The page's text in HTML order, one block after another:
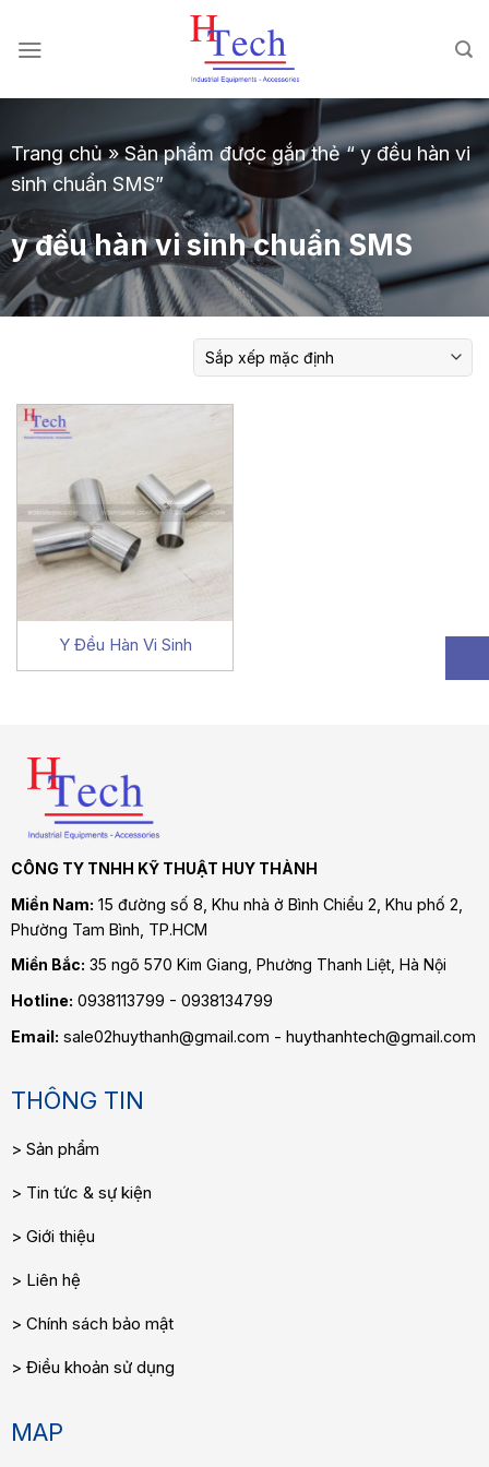
đến
dung
Trang chủ»Sản phẩm được gắn thẻ “ y đều hàn vi
sinh chuẩn SMS”
y đều hàn vi sinh chuẩn SMS
Y Đều Hàn Vi Sinh
CÔNG TY TNHH KỸ THUẬT HUY THÀNH
Miền Nam: 15 đường số 8, Khu nhà ở Bình Chiểu 2, Khu phố 2,
Phường Tam Bình , TP.HCM
Miền Bắc: 35 ngõ 570 Kim Giang, Phường Thanh Liệt, Hà Nội
Hotline: 0938113799 - 0938134799
Email: sale02huythanh@gmail.com - huythanhtech@gmail.com
THÔNG TIN
Sản phẩm
Tin tức & sự kiện
Giới thiệu
Liên hệ
Chính sách bảo mật
Điều khoản sử dụng
MAP